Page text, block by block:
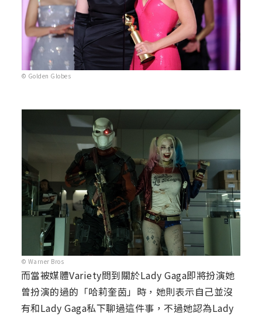
© Golden Globes
© Warner Bros
而當被媒體Variety問到關於Lady Gaga即將扮演她
曾扮演的過的「哈莉奎茵」時，她則表示自己並沒
有和Lady Gaga私下聊過這件事，不過她認為Lady